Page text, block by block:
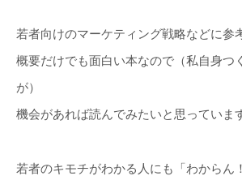
若者向けのマーケティング戦略などに参
概要だけでも面白い本なので（私自身つ
が）
機会があれば読んでみたいと思っていま
若者のキモチがわかる人にも「わからん